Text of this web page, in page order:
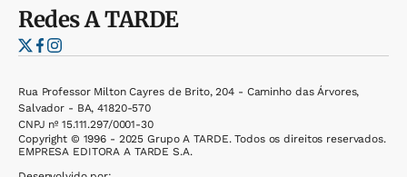
RedesA TARDE
Rua Professor Milton Cayres de Brito, 204 - Caminho das Árvores,
Salvador - BA, 41820-570
CNPJ nº 15.111.297/0001-30
Copyright © 1996 - 2025 Grupo A TARDE. Todos os direitos reservados.
EMPRESA EDITORA A TARDE S.A.